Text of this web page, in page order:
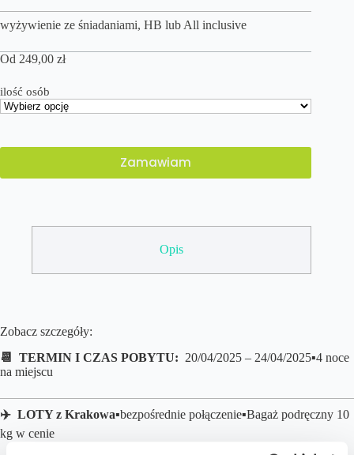
wyżywienie ze śniadaniami, HB lub All inclusive
Od 249,00 zł
ilość osób
Zamawiam
Opis
Zobacz szczegóły:
📆 TERMIN I CZAS POBYTU: 20/04/2025 – 24/04/2025▪️4 noce
na miejscu
✈️ LOTY z Krakowa▪️bezpośrednie połączenie▪️Bagaż podręczny 10
kg w cenie